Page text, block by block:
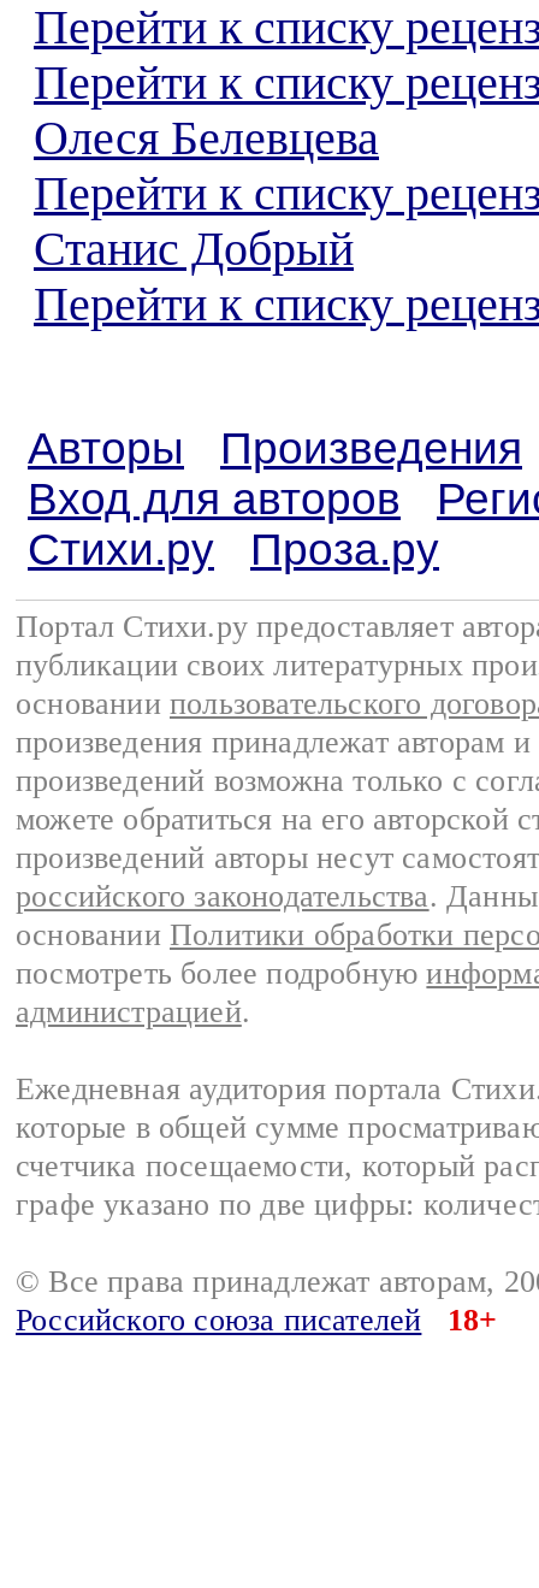
Перейти к списку
Перейти к списку
Олеся Белевцева
Перейти к списку
Станис Добрый
Перейти к списку
Авторы
Произведения
Вход для авторов
Стихи.ру
Проза.ру
Портал Стихи.ру предоставляет
публикации своих литературных
основании пользовательского
произведения принадлежат авторам
произведений возможна только с
можете обратиться на его авторской
произведений авторы несут
российского законодательства.
основании Политики обработки
посмотреть более подробную
администрацией.
Ежедневная аудитория портала
которые в общей сумме
счетчика посещаемости, который
графе указано по две цифры:
© Все права принадлежат авторам,
Российского союза писателей
18+